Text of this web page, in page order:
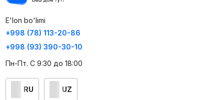
E'lon bo'limi
+998 (78) 113-20-86
+998 (93) 390-30-10
Пн-Пт. С 9:30 до 18:00
RU UZ